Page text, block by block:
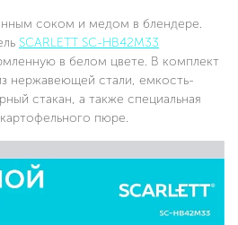
соком и медом в блендере.
SCARLETT SC-HB42M33
в белом цвете. В комплект
нержавеющей стали, емкость-
стакан, а также специальная
пюре.